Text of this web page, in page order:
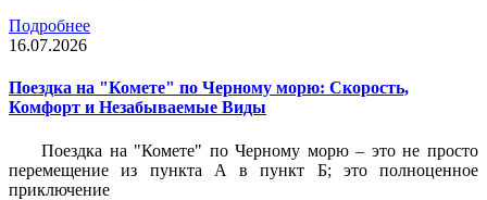
Подробнее
16.07.2026
Поездка на "Комете" по Черному морю: Скорость,
Комфорт и Незабываемые Виды
Поездка на "Комете" по Черному морю – это не просто
перемещение из пункта А в пункт Б; это полноценное
приключение